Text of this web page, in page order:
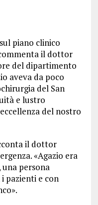
piano clinico
il dottor
del dipartimento
aveva da poco
del San
e lustro
del nostro
il dottor
«Agazio era
persona
pazienti e con